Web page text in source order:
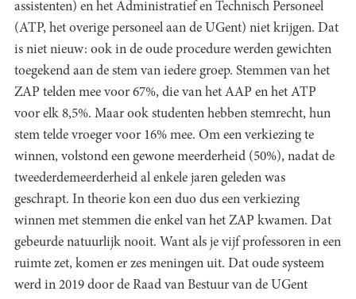
assistenten) en het Administratief en Technisch Personeel
(ATP, het overige personeel aan de UGent) niet krijgen. Dat
is niet nieuw: ook in de oude procedure werden gewichten
toegekend aan de stem van iedere groep. Stemmen van het
ZAP telden mee voor 67%, die van het AAP en het ATP
voor elk 8,5%. Maar ook studenten hebben stemrecht, hun
stem telde vroeger voor 16% mee. Om een verkiezing te
winnen, volstond een gewone meerderheid (50%), nadat de
tweederdemeerderheid al enkele jaren geleden was
geschrapt. In theorie kon een duo dus een verkiezing
winnen met stemmen die enkel van het ZAP kwamen. Dat
gebeurde natuurlijk nooit. Want als je vijf professoren in een
ruimte zet, komen er zes meningen uit. Dat oude systeem
werd in 2019 door de Raad van Bestuur van de UGent